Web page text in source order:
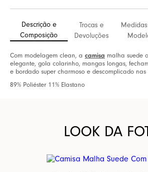
Descrição e
Composição
Trocas e
Devoluções
Com modelagem clean, a camisa malha suede
elegante, gola colarinho, mangas longas,
e bordado super charmoso e descomplicado nas
89% Poliéster 11% Elastano
LOOK DA